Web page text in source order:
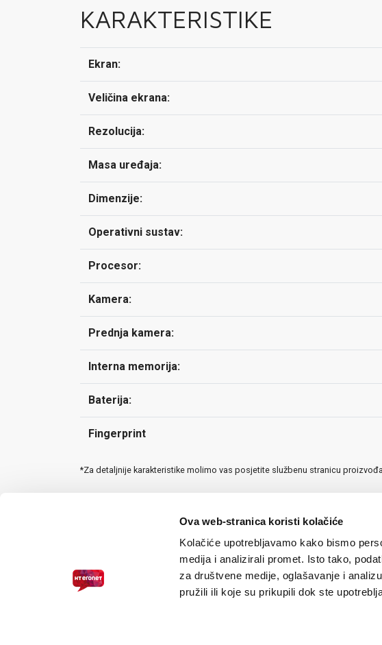
Ova web-stranica koristi kolačiće
Kolačiće upotrebljavamo kako bismo
medija i analizirali promet. Isto tako,
za društvene medije, oglašavanje i
pružili ili koje su prikupili dok ste
KARAKTERISTIKE
Ekran:
Veličina ekrana:
Rezolucija:
Masa uređaja:
Dimenzije:
Operativni sustav:
Procesor:
Kamera:
Prednja kamera:
Interna memorija:
Baterija:
Fingerprint
*Za detaljnije karakteristike molimo vas posjetite službenu stranicu